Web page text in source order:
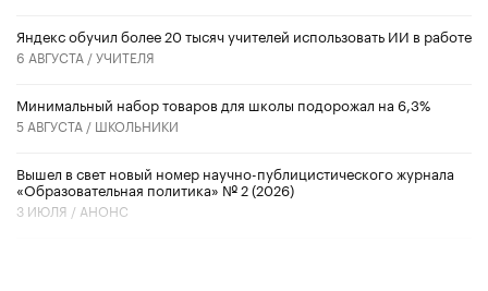
​Яндекс обучил более 20 тысяч учителей использовать ИИ в работе
6 АВГУСТА /УЧИТЕЛЯ
Минимальный набор товаров для школы подорожал на 6,3%
5 АВГУСТА / ШКОЛЬНИКИ
Вышел в свет новый номер научно-публицистического журнала
«Образовательная политика» № 2 (2026)
3 ИЮЛЯ / АНОНС